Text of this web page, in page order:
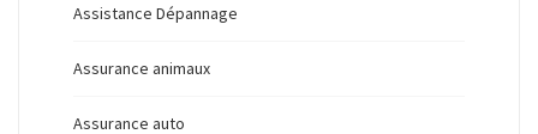
Assistance Dépannage
Assurance animaux
Assurance auto